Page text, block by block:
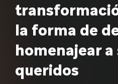
la forma de
homenajear a
queridos